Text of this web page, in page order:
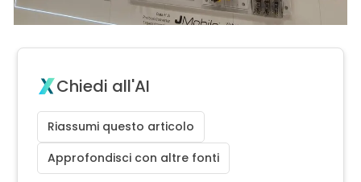
Chiedi all'AI
Riassumi questo articolo
Approfondisci con altre fonti